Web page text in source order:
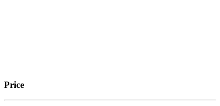
Price